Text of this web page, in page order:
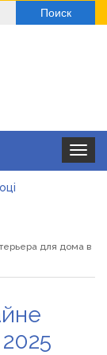
Toggle
від
для дома в